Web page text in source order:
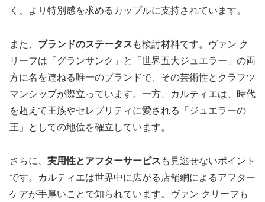
く、より特別感を求めるカップルに支持されています。
また、 ブランドのステータス も検討材料です。ヴァン ク
リーフは「グランサンク」と「世界五大ジュエラー」の両
方に名を連ねる唯一のブランドで、その芸術性とクラフツ
マンシップが際立っています。一方、カルティエは、時代
を超えて王族やセレブリティに愛される「ジュエラーの
王」としての地位を確立しています。
さらに、 実用性とアフターサービス も見逃せないポイント
です。カルティエは世界中に広がる店舗網によるアフター
ケアが手厚いことで知られています。ヴァン クリーフも